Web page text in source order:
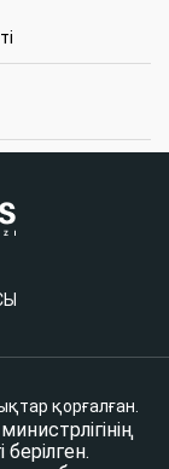
қорғалған.